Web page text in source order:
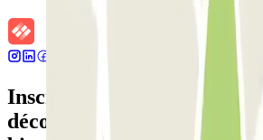
Inscrivez-vous à notre
découvrez des réductions,